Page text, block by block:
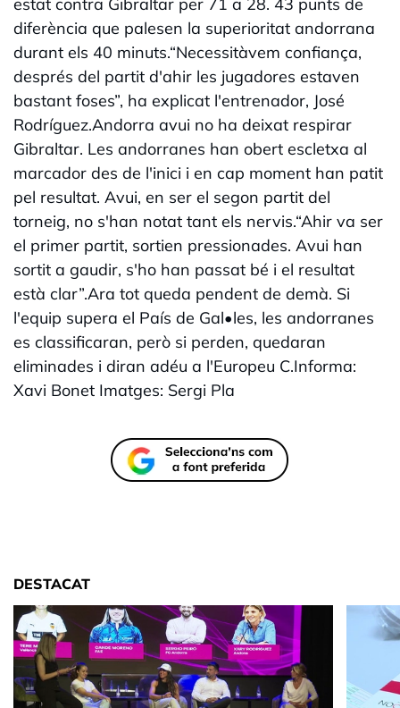
estat contra Gibraltar per 71 a 28. 43 punts de
diferència que palesen la superioritat andorrana
durant els 40 minuts.“Necessitàvem confiança,
després del partit d'ahir les jugadores estaven
bastant foses”, ha explicat l'entrenador, José
Rodríguez.Andorra avui no ha deixat respirar
Gibraltar. Les andorranes han obert escletxa al
marcador des de l'inici i en cap moment han patit
pel resultat. Avui, en ser el segon partit del
torneig, no s'han notat tant els nervis.“Ahir va ser
el primer partit, sortien pressionades. Avui han
sortit a gaudir, s'ho han passat bé i el resultat
està clar”.Ara tot queda pendent de demà. Si
l'equip supera el País de Gal•les, les andorranes
es classificaran, però si perden, quedaran
eliminades i diran adéu a l'Europeu C.Informa:
Xavi Bonet Imatges: Sergi Pla
DESTACAT